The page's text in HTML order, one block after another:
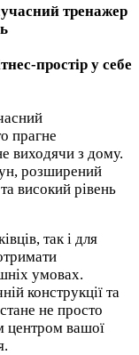
тренажер
простір у себе
прагне
виходячи з дому.
розширений
високий рівень
так і для
умовах.
конструкції та
не просто
центром вашої